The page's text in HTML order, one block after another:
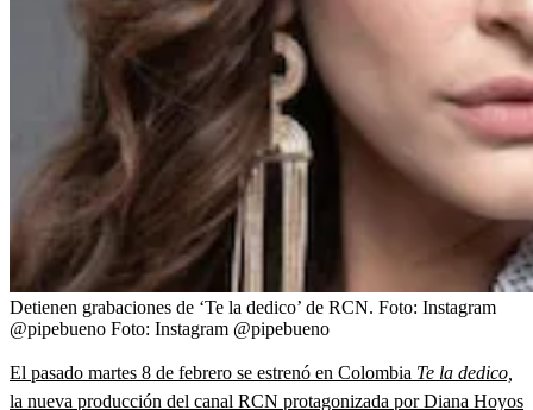
Detienen grabaciones de ‘Te la dedico’ de RCN. Foto: Instagram
@pipebueno Foto: Instagram @pipebueno
El pasado martes 8 de febrero se estrenó en Colombia Te la dedico,
la nueva producción del canal RCN protagonizada por Diana Hoyos